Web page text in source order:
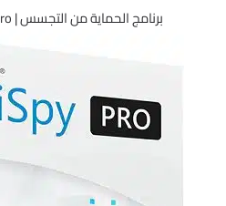
برنامج الحماية من التجسس | Ashampoo AntiSpy Pro